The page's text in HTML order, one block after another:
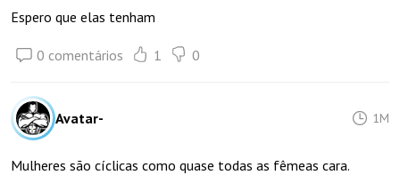
Espero que elas tenham
0 comentários 1 0
Avatar- 1M
Mulheres são cíclicas como quase todas as fêmeas cara.